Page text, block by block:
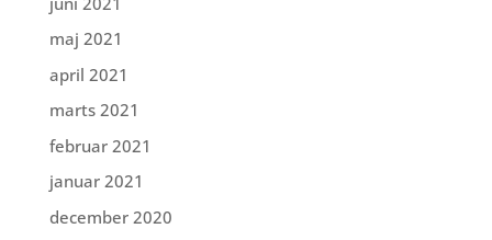
maj 2021
april 2021
marts 2021
februar 2021
januar 2021
december 2020